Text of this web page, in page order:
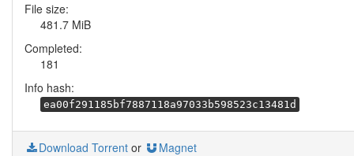
File size:
481.7 MiB
Completed:
181
Info hash:
ea00f291185bf7887118a97033b598523c13481d
Download Torrent or Magnet